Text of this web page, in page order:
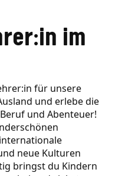
im
für unsere
und erlebe die
und Abenteuer!
neue Kulturen
bringst du Kindern